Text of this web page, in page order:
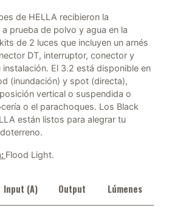
de HELLA recibieron la
prueba de polvo y agua en la
de 2 luces que incluyen un arnés
DT, interruptor, conector y
instalación. El 3.2 está disponible en
(inundación) y spot (directa),
vertical o suspendida o
o el parachoques. Los Black
están listos para alegrar tu
Flood Light.
Input (A) Output Lúmenes